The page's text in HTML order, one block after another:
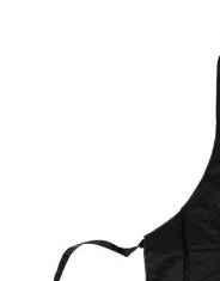
Lista Želja